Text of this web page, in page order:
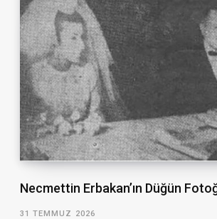
Necmettin Erbakan’ın Düğün
31 TEMMUZ 2026